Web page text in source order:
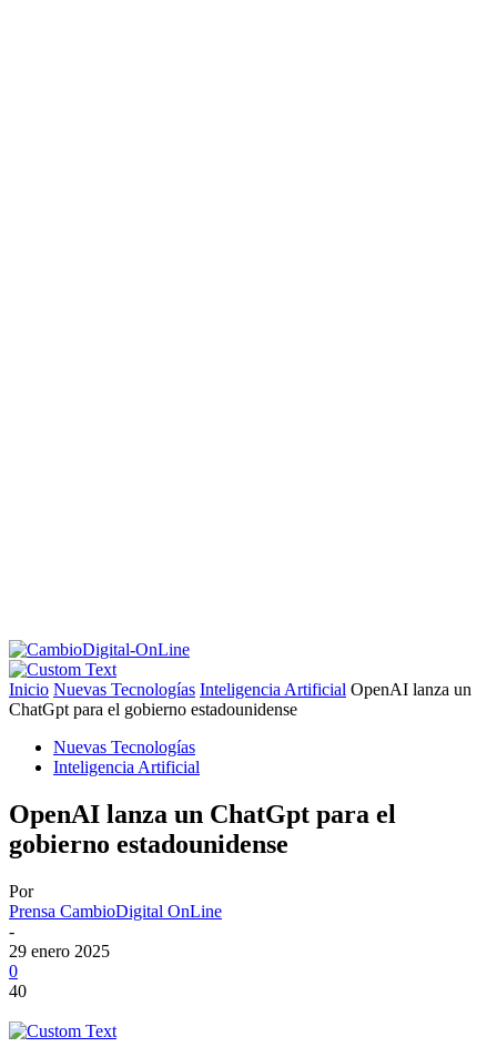
Inicio Nuevas Tecnologías Inteligencia Artificial OpenAI lanza un
ChatGpt para el gobierno estadounidense
Nuevas Tecnologías
Inteligencia Artificial
OpenAI lanza un ChatGpt para el
gobierno estadounidense
Por
Prensa CambioDigital OnLine
-
29 enero 2025
0
40